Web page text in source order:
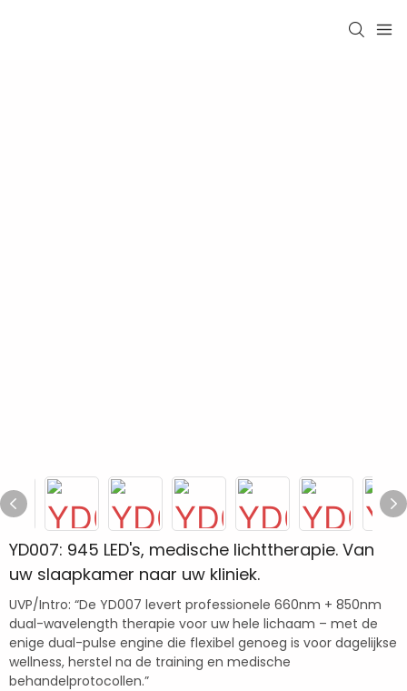
YD007: 945 LED's, medische lichttherapie. Van
uw slaapkamer naar uw kliniek.
UVP/Intro: “De YD007 levert professionele 660nm + 850nm
dual-wavelength therapie voor uw hele lichaam – met de
enige dual-pulse engine die flexibel genoeg is voor dagelijkse
wellness, herstel na de training en medische
behandelprotocollen.”